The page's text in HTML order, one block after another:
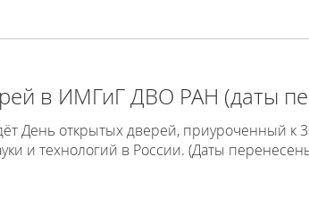
в ИМГиГ ДВО РАН (даты
День открытых дверей, приуроченный к
и технологий в России. (Даты